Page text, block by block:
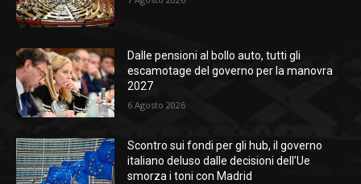
Dalle pensioni al bollo auto, tutti gli
escamotage del governo per la manovra
2027
6 Agosto 2026
Scontro sui fondi per gli hub, il governo
italiano deluso dalle decisioni dell’Ue
smorza i toni con Madrid